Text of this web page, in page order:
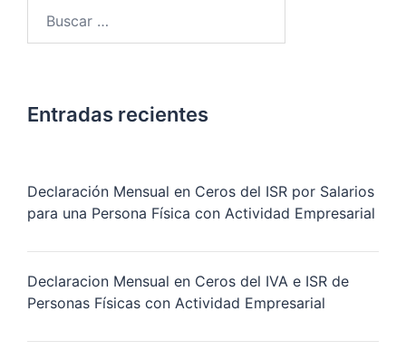
Entradas recientes
Declaración Mensual en Ceros del ISR por Salarios
para una Persona Física con Actividad Empresarial
Declaracion Mensual en Ceros del IVA e ISR de
Personas Físicas con Actividad Empresarial